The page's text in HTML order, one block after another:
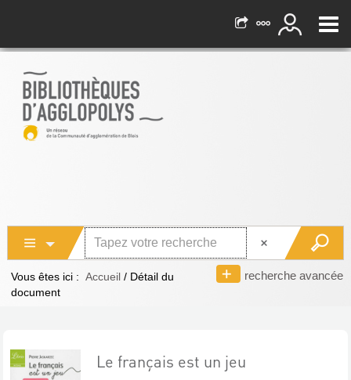
recherche avancée
Vous êtes ici : Accueil / Détail du
document
Le français est un jeu